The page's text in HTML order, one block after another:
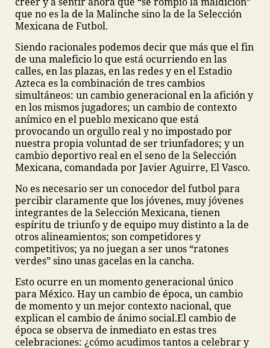
que no es la de la Malinche sino la de la Selección
Mexicana de Futbol.
Siendo racionales podemos decir que más que el fin
de una maleficio lo que está ocurriendo en las
calles, en las plazas, en las redes y en el Estadio
Azteca es la combinación de tres cambios
simultáneos: un cambio generacional en la afición y
en los mismos jugadores; un cambio de contexto
anímico en el pueblo mexicano que está
provocando un orgullo real y no impostado por
nuestra propia voluntad de ser triunfadores; y un
cambio deportivo real en el seno de la Selección
Mexicana, comandada por Javier Aguirre, El Vasco.
No es necesario ser un conocedor del futbol para
percibir claramente que los jóvenes, muy jóvenes
integrantes de la Selección Mexicana, tienen
espíritu de triunfo y de equipo muy distinto a la de
otros alineamientos; son competidores y
competitivos; ya no juegan a ser unos “ratones
verdes” sino unas gacelas en la cancha.
Esto ocurre en un momento generacional único
para México. Hay un cambio de época, un cambio
de momento y un mejor contexto nacional, que
explican el cambio de ánimo social.El cambio de
época se observa de inmediato en estas tres
celebraciones: ¿cómo acudimos tantos a celebrar y